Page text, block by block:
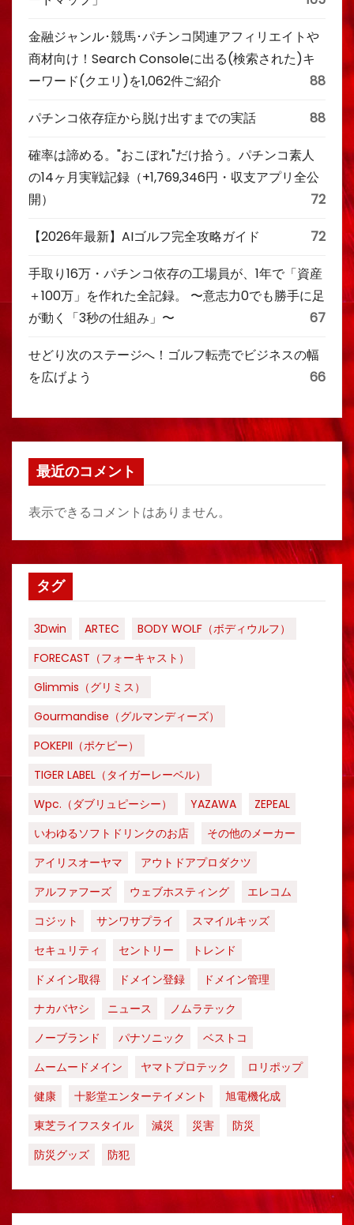
金融ジャンル･競馬･パチンコ関連アフィリエイトや
商材向け！Search Consoleに出る(検索された)キ
ーワード(クエリ)を1,062件ご紹介
88
パチンコ依存症から脱け出すまでの実話 88
確率は諦める。"おこぼれ"だけ拾う。パチンコ素人
の14ヶ月実戦記録（+1,769,346円・収支アプリ全公
開）
72
【2026年最新】AIゴルフ完全攻略ガイド 72
手取り16万・パチンコ依存の工場員が、1年で「資産
＋100万」を作れた全記録。 〜意志力0でも勝手に足
が動く「3秒の仕組み」〜
67
せどり次のステージへ！ゴルフ転売でビジネスの幅
を広げよう
66
最近のコメント
表示できるコメントはありません。
タグ
3Dwin ARTEC
BODY WOLF（ボディウルフ）
FORECAST（フォーキャスト）
Glimmis（グリミス）
Gourmandise（グルマンディーズ）
POKEPII（ポケピー）
TIGER LABEL（タイガーレーベル）
Wpc.（ダブリュピーシー）
YAZAWA
ZEPEAL
いわゆるソフトドリンクのお店
その他のメーカー
アイリスオーヤマ
アウトドアプロダクツ
アルファフーズ
ウェブホスティング
エレコム
コジット
サンワサプライ
スマイルキッズ
セキュリティ
セントリー
トレンド
ドメイン取得
ドメイン登録
ドメイン管理
ナカバヤシ
ニュース
ノムラテック
ノーブランド
パナソニック
ベストコ
ムームードメイン
ヤマトプロテック
ロリポップ
健康
十影堂エンターテイメント
旭電機化成
東芝ライフスタイル
減災 災害
防災
防災グッズ
防犯